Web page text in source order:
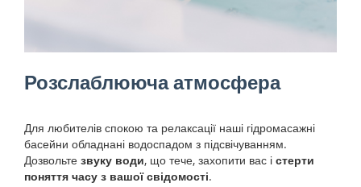
Розслаблююча атмосфера
Для любителів спокою та релаксації наші гідромасажні
басейни обладнані водоспадом з підсвічуванням.
Дозвольте звуку води, що тече, захопити вас і стерти
поняття часу з вашої свідомості.